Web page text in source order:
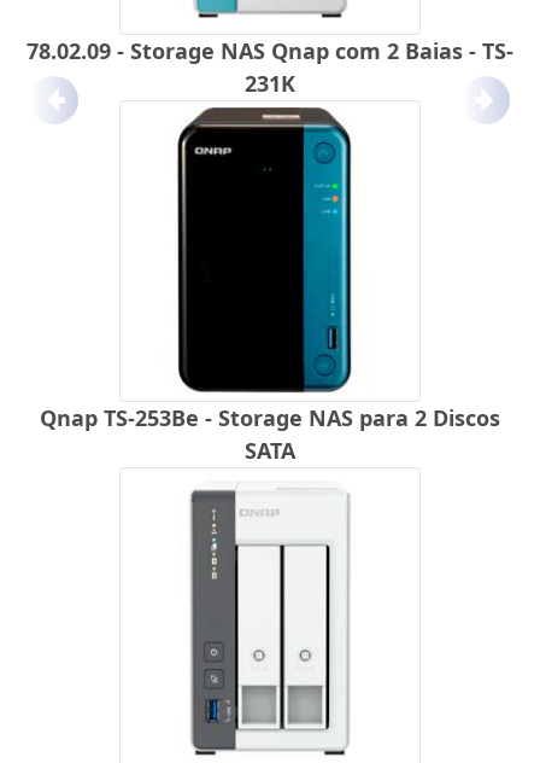
78.02.09 - Storage NAS Qnap com 2 Baias - TS-
231K
Qnap TS-253Be - Storage NAS para 2 Discos
SATA
Anterior